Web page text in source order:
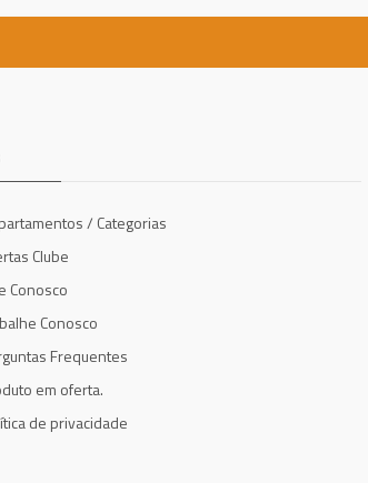
/ Categorias
Clube
Conosco
Conosco
Frequentes
em oferta.
de privacidade